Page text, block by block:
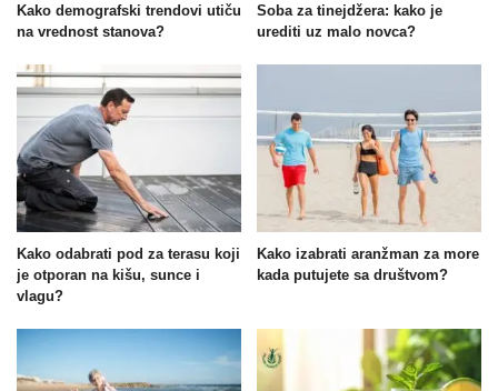
Kako demografski trendovi utiču
na vrednost stanova?
Soba za tinejdžera: kako je
urediti uz malo novca?
Kako odabrati pod za terasu koji
je otporan na kišu, sunce i
vlagu?
Kako izabrati aranžman za more
kada putujete sa društvom?